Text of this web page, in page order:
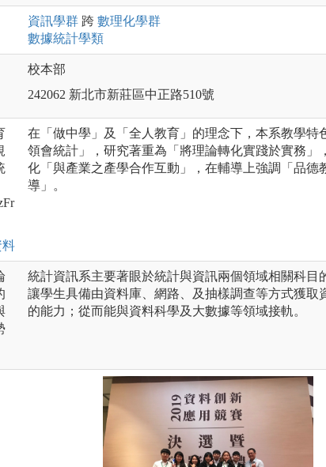
資訊學群 跨 數理化學群
數據統計學類
校本部
242062 新北市新莊區中正路510號
料
在「做中學」及「全人教育」的理念下，本系教學特
領會統計」，研究著重為「將理論轉化實踐於實務」
化「與產業之產學合作互動」，在輔導上強調「品德
導」。
統計資訊系主要著眼於統計與資訊兩個領域相關科目
讓學生具備由資料庫、網路、及抽樣調查等方式獲取
的能力；從而能與資料科學及大數據等領域接軌。